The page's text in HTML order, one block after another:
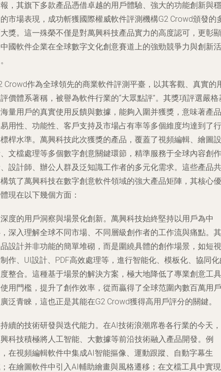
，其旗下多款產品憑借卓越的用戶體驗、強大的功能創新與穩
市場表現，成功斬獲國際權威軟件評測機構G2 Crowd頒發的
獎。這一殊榮不僅是對萬興科技產品實力的高度認可，更彰顯
國軟件企業在全球數字文化創意賽道上的強勁競爭力與創新活
Crowd作為全球領先的商業軟件評測平臺，以其客觀、真實的
價體系著稱，被譽為軟件行業的“大眾點評”。其獎項評選嚴格
量用戶的真實使用反饋與數據，能夠入圍并獲獎，意味著產品
用性、功能性、客戶支持及市場占有率等多個維度均達到了行
桿水準。萬興科技此次獲獎的產品，覆蓋了視頻編輯、繪圖設
文檔處理等多個數字創意關鍵環節，精準服務于全球內容創作
設計師、辦公人群及泛知識工作者的多元化需求。這些產品共
筑了萬興科技在數字創意軟件領域的強大產品矩陣，其核心優
現在以下幾個方面：
度的用戶洞察與場景化創新。萬興科技始終堅持以用戶為中
深入理解全球不同市場、不同層級創作者的工作流與痛點。其
設計并非功能的簡單堆砌，而是圍繞具體的創作場景，如短視
作、UI設計、PDF高效處理等，進行智能化、模板化、協同
整合。這種基于場景的解決方案，極大地降低了專業創意工具
用門檻，提升了創作效率，從而贏得了全球范圍內數百萬用戶
泛青睞，這也正是其能在G2 Crowd獲得高用戶評分的關鍵。
續的技術研發與迭代能力。在AI技術浪潮席卷各行業的今天，
科技積極將人工智能、大數據等前沿技術融入產品開發。例
在視頻編輯軟件中集成AI智能摳像、運動跟蹤、自動字幕生
在繪圖軟件中引入AI輔助繪畫與風格遷移；在文檔工具中實現